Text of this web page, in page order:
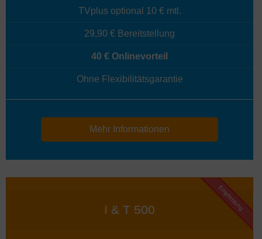
TVplus optional 10 € mtl.
29,90 € Bereitstellung
40 € Onlinevorteil
Ohne Flexibilitätsgarantie
Mehr Informationen
Empfehlung
I & T 500